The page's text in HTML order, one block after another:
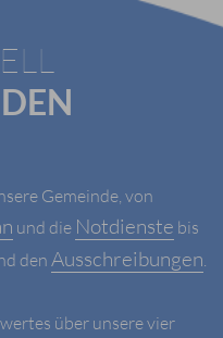
Gemeinde, von
und die Notdienste bis
denAusschreibungen.
über unsere vier